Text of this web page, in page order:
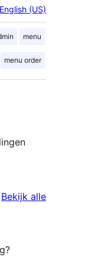
English (US)
menu
menu order
Bekijk alle